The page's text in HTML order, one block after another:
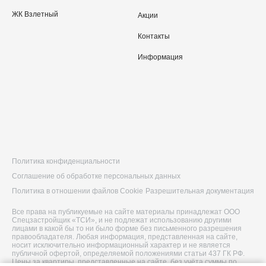
ЖК Взлетный Акции
Контакты
Информация
Политика конфиденциальности
Соглашение об обработке персональных данных
Политика в отношении файлов Cookie Разрешительная документация
Все права на публикуемые на сайте материалы принадлежат ООО
Спецзастройщик «ТСИ», и не подлежат использованию другими
лицами в какой бы то ни было форме без письменного разрешения
правообладателя. Любая информация, представленная на сайте,
носит исключительно информационный характер и не является
публичной офертой, определяемой положениями статьи 437 ГК РФ.
Цены за квартиры, представленные на сайте, без учёта суммы по